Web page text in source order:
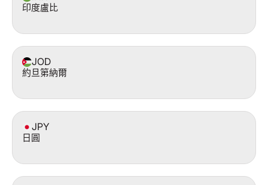
印度盧比
JOD
約旦第納爾
JPY
日圓